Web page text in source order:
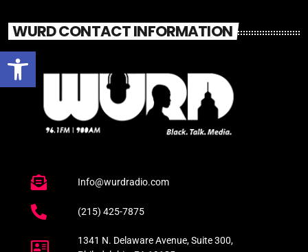
Open toolbar
WURD CONTACT INFORMATION
Info@wurdradio.com
(215) 425-7875
1341 N. Delaware Avenue, Suite 300,